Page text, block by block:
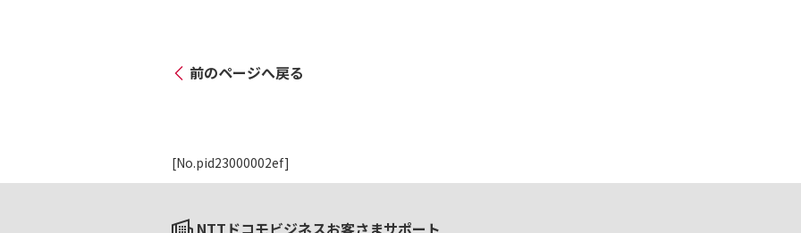
前のページへ戻る
[No.pid23000002ef]
NTTドコモビジネスお客さまサポート